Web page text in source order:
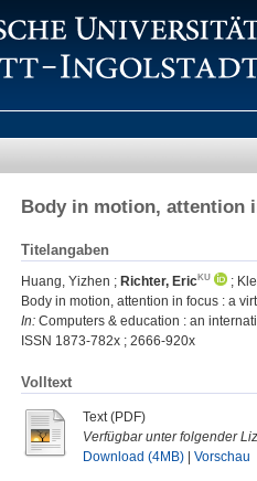
Body in motion, attention
Titelangaben
Huang, Yizhen ; Richter, Eric ;
Body in motion, attention in focus : a
In: Computers & education : an
ISSN 1873-782x ; 2666-920x
Volltext
Text (PDF)
Verfügbar unter folgender
Download (4MB)
Vorschau